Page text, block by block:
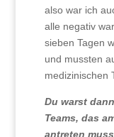
also war ich
alle negativ
sieben Tagen
und mussten
medizinischen
Du warst
Teams, das
antreten